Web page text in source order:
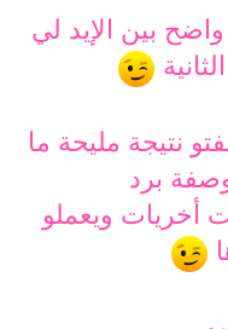
بين الإيد لي
نتيجة مليحة ما
برد
أخريات ويعملو